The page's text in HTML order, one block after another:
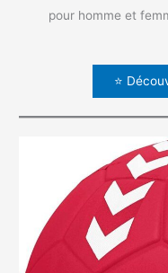
pour homme et
⭐